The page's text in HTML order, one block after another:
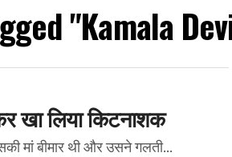
"Kamala
खा लिया किटनाशक
मां बीमार थी और उसने गलती...